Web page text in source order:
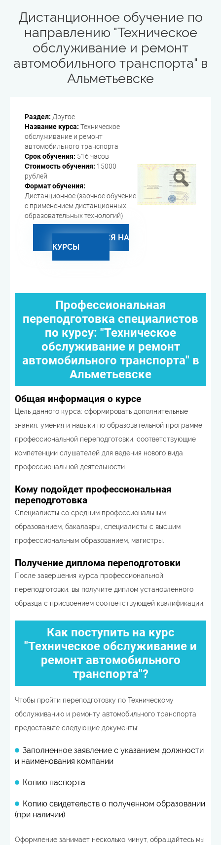
Дистанционное обучение по
направлению "Техническое
обслуживание и ремонт
автомобильного транспорта" в
Альметьевске
Раздел: Другое
Название курса: Техническое
обслуживание и ремонт
автомобильного транспорта
Срок обучения: 516 часов
Стоимость обучения: 15000
рублей
Формат обучения:
Дистанционное (заочное обучение
с применением дистанционных
образовательных технологий)
ЗАПИСАТЬСЯ НА
КУРСЫ
Профессиональная
переподготовка специалистов
по курсу: "Техническое
обслуживание и ремонт
автомобильного транспорта" в
Альметьевске
Общая информация о курсе
Цель данного курса: сформировать дополнительные
знания, умения и навыки по образовательной программе
профессиональной переподготовки, соответствующие
компетенции слушателей для ведения нового вида
профессиональной деятельности.
Кому подойдет профессиональная
переподготовка
Cпециалисты со средним профессиональным
образованием, бакалавры, специалисты с высшим
профессиональным образованием, магистры.
Получение диплома переподготовки
После завершения курса профессиональной
переподготовки, вы получите диплом установленного
образца с присвоением соответствующей квалификации.
Как поступить на курс
"Техническое обслуживание и
ремонт автомобильного
транспорта"?
Чтобы пройти переподготовку по Техническому
обслуживанию и ремонту автомобильного транспорта
предоставьте следующие документы:
Заполненное заявление с указанием должности
и наименования компании
Копию паспорта
Копию свидетельств о полученном образовании
(при наличии)
Оформление занимает несколько минут, обращайтесь мы